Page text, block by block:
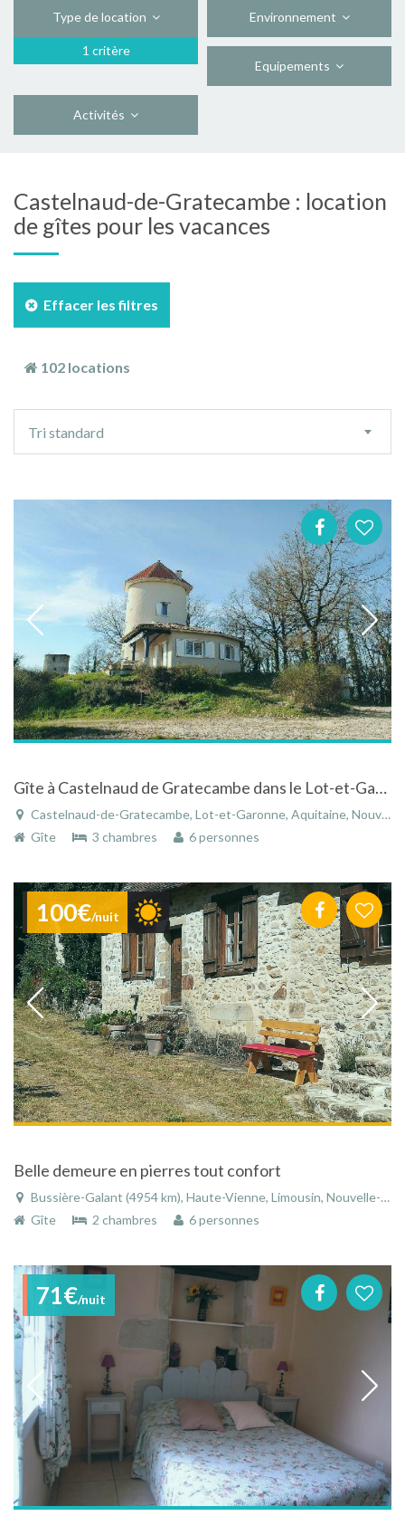
Type de location
1 critère
Environnement
Equipements
Activités
Castelnaud-de-Gratecambe : location
de gîtes pour les vacances
Effacer les filtres
102 locations
tri
Tri standard
Gîte à Castelnaud de Gratecambe dans le Lot-et-Garonne - Aquitaine à la campagne avec piscine
Castelnaud-de-Gratecambe, Lot-et-Garonne, Aquitaine, Nouvelle-Aquitaine, France
Gîte
3 chambres 6 personnes
100€/nuit
Belle demeure en pierres tout confort
Bussière-Galant (4954 km), Haute-Vienne, Limousin, Nouvelle-Aquitaine, France
Gîte
2 chambres 6 personnes
71€/nuit